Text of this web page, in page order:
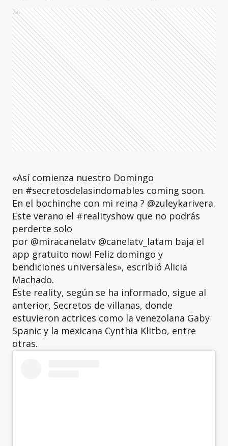
Ads
«Así comienza nuestro Domingo
en #secretosdelasindomables coming soon.
En el bochinche con mi reina ? @zuleykarivera.
Este verano el #realityshow que no podrás
perderte solo
por @miracanelatv @canelatv_latam baja el
app gratuito now! Feliz domingo y
bendiciones universales», escribió Alicia
Machado.
Este reality, según se ha informado, sigue al
anterior, Secretos de villanas, donde
estuvieron actrices como la venezolana Gaby
Spanic y la mexicana Cynthia Klitbo, entre
otras.